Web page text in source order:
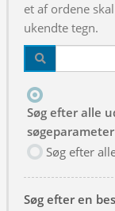
et af ordene
ukendte tegn.
Søg efter alle
søgeparameter
Søg efter
Søg efter en